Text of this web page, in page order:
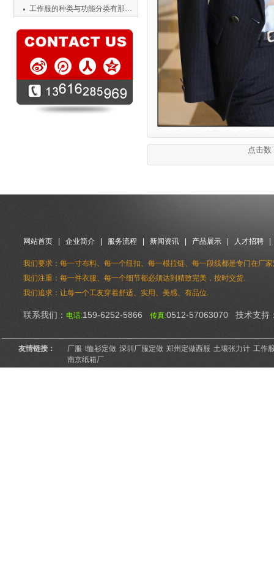
工作服的种类与功能分类有那些？
点击
网站首页 企业简介 服务流程 新闻资讯 产品展示 人才招聘
我们要求：每一寸布料、每一个纽扣、每一根拉链、每一段线都是专门在厂
我们注重：每一件衣服、每一个细节都必须达到精致完美，按时交货.
我们追求：让每一个工友穿着舒适、实用、美感、有品位.
联系我们： 电话:159-6252-5866 传真:0512-57063070 技术支持
友情链接： 厂服 t恤衫定做 深圳厂服定做 郑州定做西服 土壤张力计 工作
南京纸箱厂